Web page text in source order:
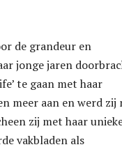
de grandeur en
jonge jaren
te gaan met haar
meer aan en werd zij
zij met haar
vakbladen als